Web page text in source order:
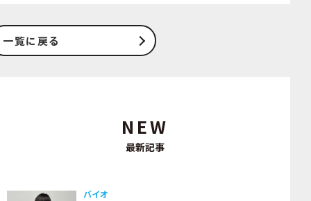
NEW
最新記事
バイオ
一覧に戻る